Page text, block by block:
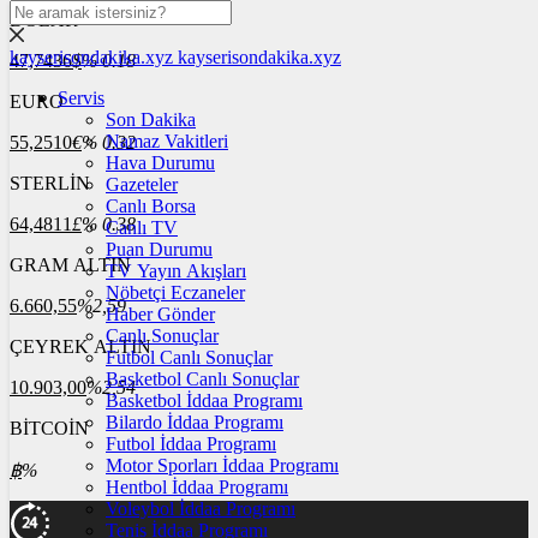
DOLAR
47,7436$% 0.18
EURO
55,2510€% 0.32
STERLİN
64,4811£% 0.38
GRAM ALTIN
6.660,55%2,59
ÇEYREK ALTIN
10.903,00%2,54
BİTCOİN
฿%
kayserisondakika.xyz kayserisondakika.xyz
Servis
Son Dakika
Namaz Vakitleri
Hava Durumu
Gazeteler
Canlı Borsa
Canlı TV
Puan Durumu
TV Yayın Akışları
Nöbetçi Eczaneler
Haber Gönder
Canlı Sonuçlar
Futbol Canlı Sonuçlar
Basketbol Canlı Sonuçlar
Basketbol İddaa Programı
Bilardo İddaa Programı
Futbol İddaa Programı
Motor Sporları İddaa Programı
Hentbol İddaa Programı
Voleybol İddaa Programı
Tenis İddaa Programı